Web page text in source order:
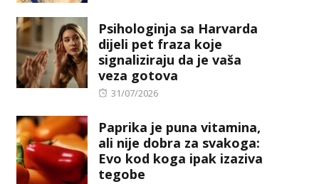
Psihologinja sa Harvarda
dijeli pet fraza koje
signaliziraju da je vaša
veza gotova
Posted
31/07/2026
Paprika je puna vitamina,
ali nije dobra za svakoga:
Evo kod koga ipak izaziva
tegobe